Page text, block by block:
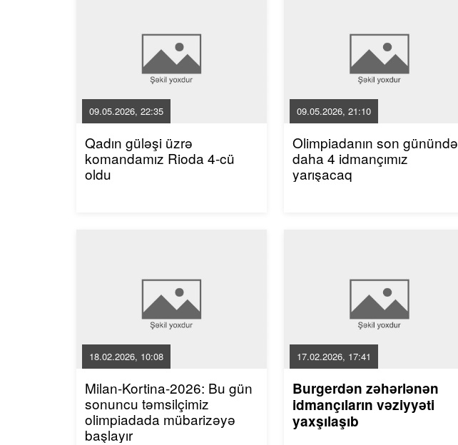
09.05.2026, 22:35
Qadın güləşi üzrə
komandamız Rioda 4-cü
oldu
09.05.2026, 21:10
Olimpiadanın son günündə
daha 4 idmançımız
yarışacaq
18.02.2026, 10:08
Milan-Kortina-2026: Bu gün
sonuncu təmsilçimiz
olimpiadada mübarizəyə
başlayır
17.02.2026, 17:41
Burgerdən zəhərlənən
idmançıların vəziyyəti
yaxşılaşıb